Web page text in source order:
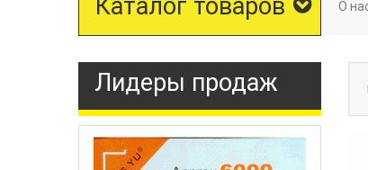
Каталог товаров О
Лидеры продаж